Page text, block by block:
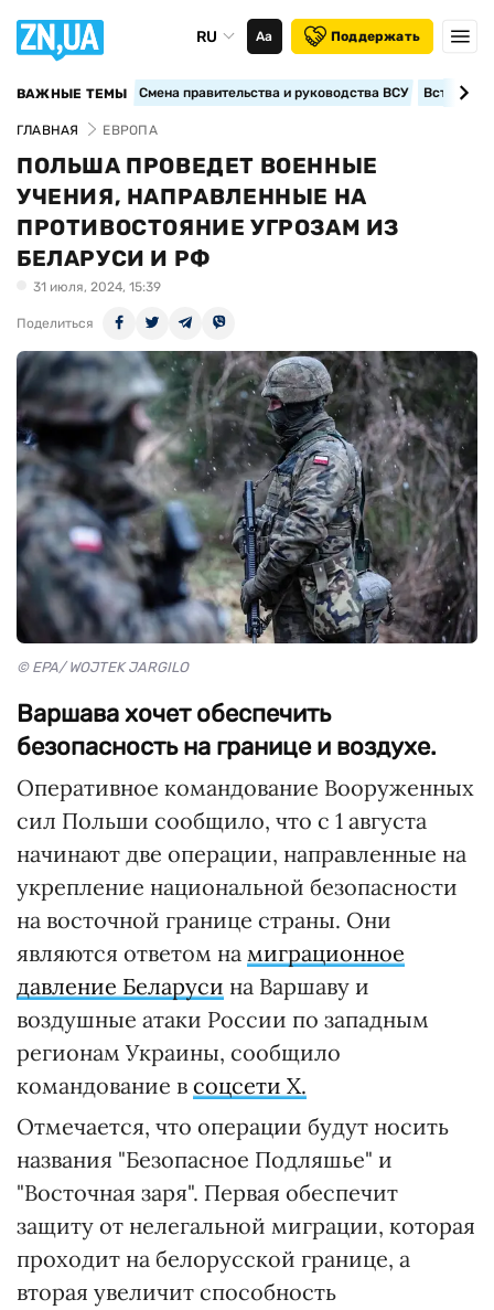
RU Аа Поддержать
ВАЖНЫЕ ТЕМЫ Смена правительства и руководства ВСУ
ГЛАВНАЯ ЕВРОПА
ПОЛЬША ПРОВЕДЕТ ВОЕННЫЕ
УЧЕНИЯ, НАПРАВЛЕННЫЕ НА
ПРОТИВОСТОЯНИЕ УГРОЗАМ ИЗ
БЕЛАРУСИ И РФ
31 июля, 2024, 15:39
Поделиться
© EPA/ WOJTEK JARGILO
Варшава хочет обеспечить
безопасность на границе и воздухе.
Оперативное командование Вооруженных
сил Польши сообщило, что с 1 августа
начинают две операции, направленные на
укрепление национальной безопасности
на восточной границе страны. Они
являются ответом на миграционное
давление Беларуси на Варшаву и
воздушные атаки России по западным
регионам Украины, сообщило
командование в соцсети X.
Отмечается, что операции будут носить
названия "Безопасное Подляшье" и
"Восточная заря". Первая обеспечит
защиту от нелегальной миграции, которая
проходит на белорусской границе, а
вторая увеличит способность